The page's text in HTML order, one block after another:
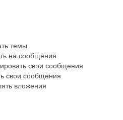
темы
на сообщения
свои сообщения
свои сообщения
вложения